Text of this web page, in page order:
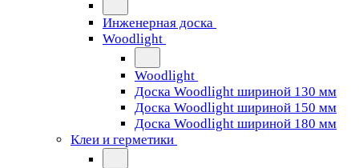
Инженерная доска
Woodlight
Woodlight
Доска Woodlight шириной 130 мм
Доска Woodlight шириной 150 мм
Доска Woodlight шириной 180 мм
Клеи и герметики